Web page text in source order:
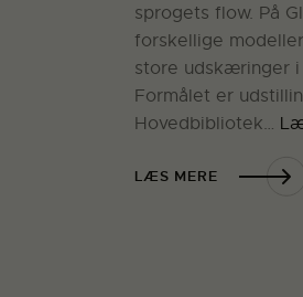
sprogets flow. På
forskellige
store udskæringer i
Formålet er
Hovedbibliotek…
LÆS MERE